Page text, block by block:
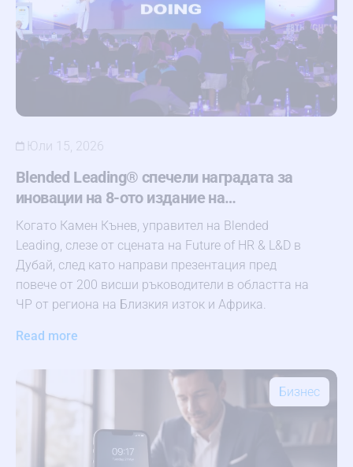
Юли 15, 2026
Blended Leading® спечели наградата за
иновации на 8-ото издание на…
Когато Камен Кънев, управител на Blended
Leading, слезе от сцената на Future of HR & L&D в
Дубай, след като направи презентация пред
повече от 200 висши ръководители в областта на
ЧР от региона на Близкия изток и Африка.
Read more
Бизнес